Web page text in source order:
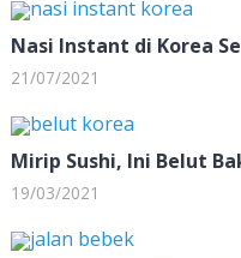
Nasi Instant di Korea
21/07/2021
Mirip Sushi, Ini Belut
19/03/2021